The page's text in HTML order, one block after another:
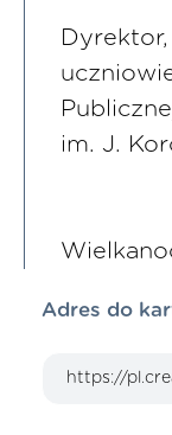
im. J.
Adres do